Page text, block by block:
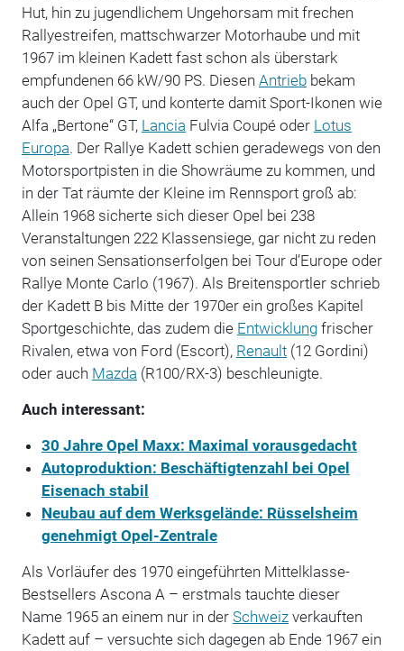
Hut, hin zu jugendlichem Ungehorsam mit frechen
Rallyestreifen, mattschwarzer Motorhaube und mit
1967 im kleinen Kadett fast schon als überstark
empfundenen 66 kW/90 PS. Diesen Antriebbekam
auch der Opel GT, und konterte damit Sport-Ikonen wie
Alfa „Bertone“ GT, Lancia Fulvia Coupé oder Lotus
Europa. Der Rallye Kadett schien geradewegs von den
Motorsportpisten in die Showräume zu kommen, und
in der Tat räumte der Kleine im Rennsport groß ab:
Allein 1968 sicherte sich dieser Opel bei 238
Veranstaltungen 222 Klassensiege, gar nicht zu reden
von seinen Sensationserfolgen bei Tour d’Europe oder
Rallye Monte Carlo (1967). Als Breitensportler schrieb
der Kadett B bis Mitte der 1970er ein großes Kapitel
Sportgeschichte, das zudem die Entwicklungfrischer
Rivalen, etwa von Ford (Escort), Renault(12 Gordini)
oder auch Mazda (R100/RX-3) beschleunigte.
Auch interessant:
30 Jahre Opel Maxx: Maximal vorausgedacht
Autoproduktion: Beschäftigtenzahl bei Opel
Eisenach stabil
Neubau auf dem Werksgelände: Rüsselsheim
genehmigt Opel-Zentrale
Als Vorläufer des 1970 eingeführten Mittelklasse-
Bestsellers Ascona A – erstmals tauchte dieser
Name 1965 an einem nur in der Schweizverkauften
Kadett auf – versuchte sich dagegen ab Ende 1967 ein